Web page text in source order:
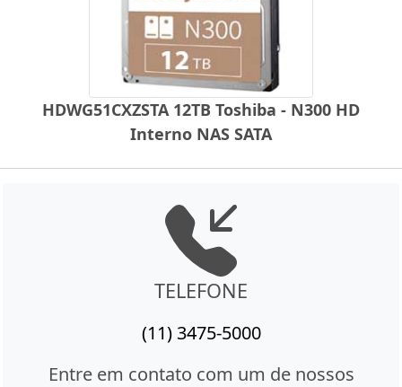
HDWG51CXZSTA 12TB Toshiba - N300 HD
Interno NAS SATA
TELEFONE
(11) 3475-5000
Entre em contato com um de nossos